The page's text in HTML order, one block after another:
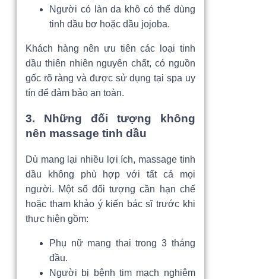
Người có làn da khô có thể dùng
tinh dầu bơ hoặc dầu jojoba.
Khách hàng nên ưu tiên các loại tinh
dầu thiên nhiên nguyên chất, có nguồn
gốc rõ ràng và được sử dụng tại spa uy
tín để đảm bảo an toàn.
3. Những đối tượng không
nên massage tinh dầu
Dù mang lại nhiều lợi ích, massage tinh
dầu không phù hợp với tất cả mọi
người. Một số đối tượng cần hạn chế
hoặc tham khảo ý kiến bác sĩ trước khi
thực hiện gồm:
Phụ nữ mang thai trong 3 tháng
đầu.
Người bị bệnh tim mạch nghiêm